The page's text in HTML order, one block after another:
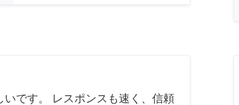
です。 レスポンスも速く、信頼